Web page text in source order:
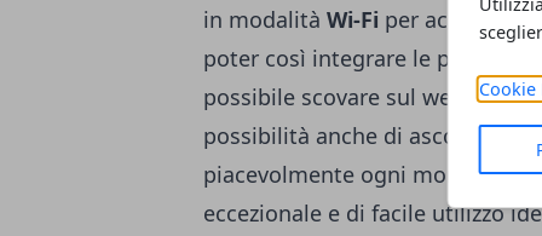
Cookie
in modalità Wi-Fi per accedere
poter così integrare le proprie
possibile scovare sul web.
possibilità anche di ascoltare
piacevolmente ogni momento
eccezionale e di facile utilizzo